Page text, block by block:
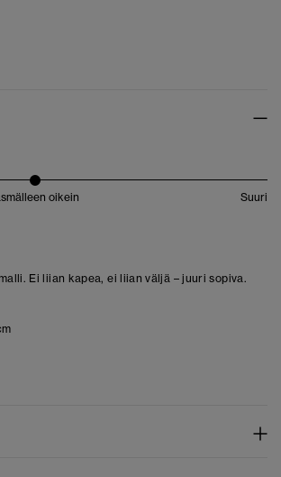
oikein Suuri
Ei liian kapea, ei liian väljä – juuri sopiva.